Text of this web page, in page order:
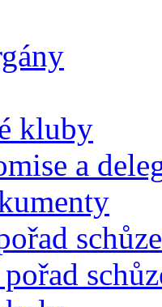
kluby
a
schůze